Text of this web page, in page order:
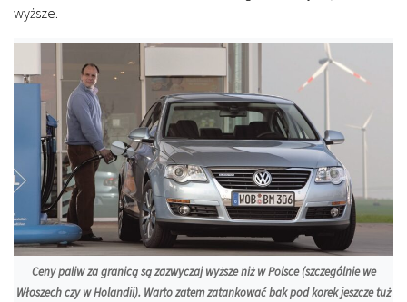
wyższe.
Ceny paliw za granicą są zazwyczaj wyższe niż w Polsce (szczególnie we
Włoszech czy w Holandii). Warto zatem zatankować bak pod korek jeszcze tuż